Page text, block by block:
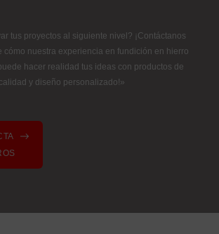
tus proyectos al siguiente nivel? ¡Contáctanos
cómo nuestra experiencia en fundición en hierro
hacer realidad tus ideas con productos de
calidad y diseño personalizado!»